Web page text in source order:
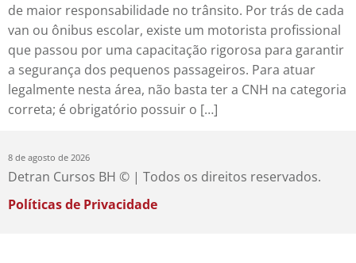
de maior responsabilidade no trânsito. Por trás de cada
van ou ônibus escolar, existe um motorista profissional
que passou por uma capacitação rigorosa para garantir
a segurança dos pequenos passageiros. Para atuar
legalmente nesta área, não basta ter a CNH na categoria
correta; é obrigatório possuir o […]
8 de agosto de 2026
Detran Cursos BH © | Todos os direitos reservados.
Políticas de Privacidade